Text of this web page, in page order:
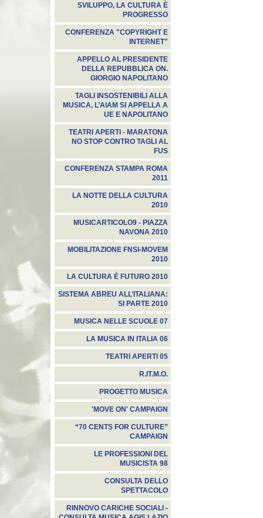
SVILUPPO, LA CULTURA È
PROGRESSO
CONFERENZA "COPYRIGHT E
INTERNET"
APPELLO AL PRESIDENTE
DELLA REPUBBLICA ON.
GIORGIO NAPOLITANO
TAGLI INSOSTENIBILI ALLA
MUSICA, L’AIAM SI APPELLA A
UE E NAPOLITANO
TEATRI APERTI - MARATONA
NO STOP CONTRO TAGLI AL
FUS
CONFERENZA STAMPA ROMA
2011
LA NOTTE DELLA CULTURA
2010
MUSICARTICOLO9 - PIAZZA
NAVONA 2010
MOBILITAZIONE FNSI-MOVEM
2010
LA CULTURA È FUTURO 2010
SISTEMA ABREU ALL’ITALIANA:
SI PARTE 2010
MUSICA NELLE SCUOLE 07
LA MUSICA IN ITALIA 06
TEATRI APERTI 05
R.IT.M.O.
PROGETTO MUSICA
'MOVE ON' CAMPAIGN
“70 CENTS FOR CULTURE”
CAMPAIGN
LE PROFESSIONI DEL
MUSICISTA 98
CONSULTA DELLO
SPETTACOLO
RINNOVO CARICHE SOCIALI -